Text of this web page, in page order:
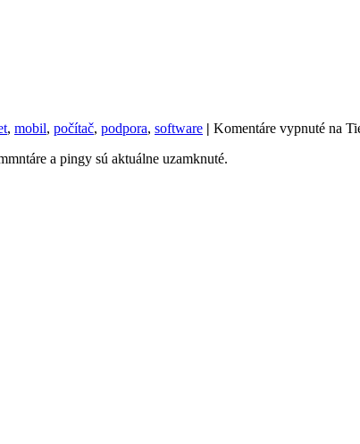
, mobil, počítač, podpora, software | Komentáre vypnuté na
a pingy sú aktuálne uzamknuté.